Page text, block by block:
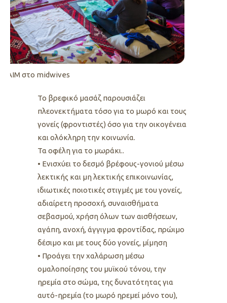
IAIM στο midwives
Το βρεφικό μασάζ παρουσιάζει
πλεονεκτήματα τόσο για το μωρό και τους
γονείς (φροντιστές) όσο για την οικογένεια
και ολόκληρη την κοινωνία.
Τα οφέλη για το μωράκι..
• Ενισχύει το δεσμό βρέφους-γονιού μέσω
λεκτικής και μη λεκτικής επικοινωνίας,
ιδιωτικές ποιοτικές στιγμές με του γονείς,
αδιαίρετη προσοχή, συναισθήματα
σεβασμού, χρήση όλων των αισθήσεων,
αγάπη, ανοχή, άγγιγμα φροντίδας, πρώιμο
δέσιμο και με τους δύο γονείς, μίμηση
• Προάγει την χαλάρωση μέσω
ομαλοποίησης του μυϊκού τόνου, την
ηρεμία στο σώμα, της δυνατότητας για
αυτό-ηρεμία (το μωρό ηρεμεί μόνο του),